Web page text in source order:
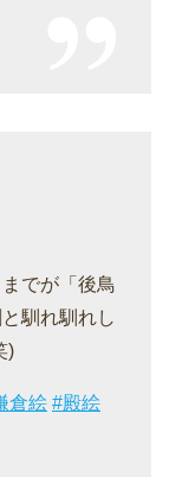
でが「後鳥
馴れ馴れし
)
倉絵 #殿絵